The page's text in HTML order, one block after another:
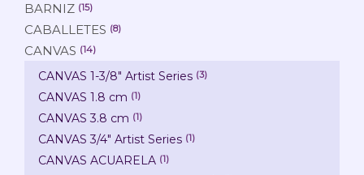
BARNIZ (15)
CABALLETES (8)
CANVAS (14)
CANVAS 1-3/8" Artist Series (3)
CANVAS 1.8 cm (1)
CANVAS 3.8 cm (1)
CANVAS 3/4" Artist Series (1)
CANVAS ACUARELA (1)